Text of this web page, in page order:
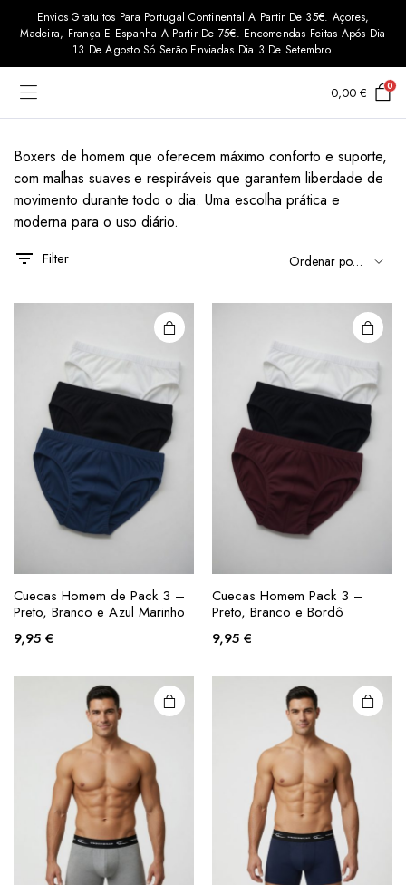
Envios Gratuitos Para Portugal Continental A Partir De 35€. Açores,
Madeira, França E Espanha A Partir De 75€. Encomendas Feitas Após Dia
13 De Agosto Só Serão Enviadas Dia 3 De Setembro.
0,00 € 0
Boxers de homem que oferecem máximo conforto e suporte,
com malhas suaves e respiráveis que garantem liberdade de
movimento durante todo o dia. Uma escolha prática e
moderna para o uso diário.
Filter
This
product
The
options
chosen
on the
product
Cuecas Homem de Pack 3 –
Preto, Branco e Azul Marinho
9,95 €
This
multiple
The
options
chosen
on the
product
Cuecas Homem Pack 3 –
Preto, Branco e Bordô
9,95 €
This
product
has
The
options
chosen
on the
product
page
This
product
has
The
options
chosen
on the
product
page